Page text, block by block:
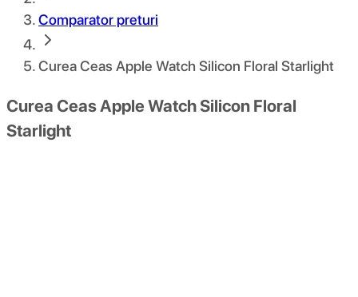
Comparator preturi
Curea Ceas Apple Watch Silicon Floral Starlight
Curea Ceas Apple Watch Silicon Floral
Starlight